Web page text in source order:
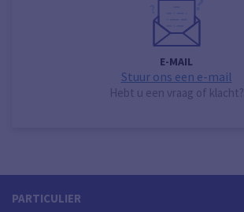
E-MAIL
Stuur ons een e-mail
Hebt u een vraag of klacht?
PARTICULIER